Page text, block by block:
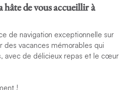
de vous accueillir à
de navigation exceptionnelle sur
des vacances mémorables qui
avec de délicieux repas et le cœur
!